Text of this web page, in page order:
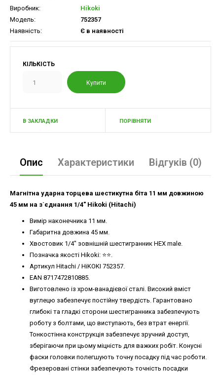
Виробник:
Hikoki
Модель:
752357
Наявність:
Є в наявності
КІЛЬКІСТЬ
В ЗАКЛАДКИ ПОРІВНЯТИ
Опис Характеристики Відгуків (0)
Магнітна ударна торцева шестикутна біта 11 мм довжиною
45 мм на з`єднання 1/4" Hikoki (Hitachi)
Вимір наконечника 11 мм.
Габаритна довжина 45 мм.
Хвостовик 1/4" зовнішній шестигранник HEX male.
Позначка якості Hikoki: ⭐️⭐️.
Артикул Hitachi / HiKOKI 752357.
EAN 8717472810885.
Виготовлено із хром-ванадієвої сталі. Високий вміст
вуглецю забезпечує постійну твердість. Гарантовано
глибокі та гладкі сторони шестигранника забезпечують
роботу з болтами, що виступають, без втрат енергії.
Тонкостінна конструкція забезпечує зручний доступ,
зберігаючи при цьому міцність для важких робіт. Конусні
фаски головки полегшують точну посадку під час роботи.
Фрезеровані стінки забезпечують точність посадки